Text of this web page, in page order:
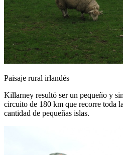
Paisaje rural irlandés
Killarney resultó ser un pequeño y
circuito de 180 km que recorre toda
cantidad de pequeñas islas.